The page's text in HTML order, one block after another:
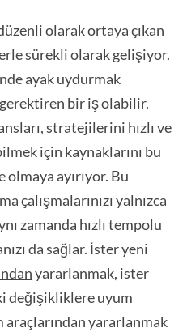
olarak ortaya çıkan
sürekli olarak gelişiyor.
ayak uydurmak
gerektiren bir iş olabilir.
stratejilerini hızlı ve
için kaynaklarını bu
ayırıyor. Bu
çalışmalarınızı yalnızca
zamanda hızlı tempolu
da sağlar. İster yeni
yararlanmak, ister
değişikliklere uyum
araçlarından yararlanmak